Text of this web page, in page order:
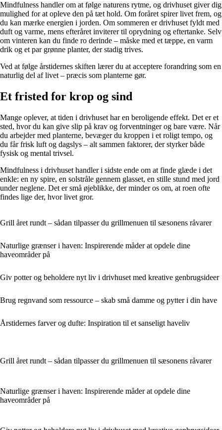
Mindfulness handler om at følge naturens rytme, og drivhuset giver dig
mulighed for at opleve den på tæt hold. Om foråret spirer livet frem, og
du kan mærke energien i jorden. Om sommeren er drivhuset fyldt med
duft og varme, mens efteråret inviterer til oprydning og eftertanke. Selv
om vinteren kan du finde ro derinde – måske med et tæppe, en varm
drik og et par grønne planter, der stadig trives.
Ved at følge årstidernes skiften lærer du at acceptere forandring som en
naturlig del af livet – præcis som planterne gør.
Et fristed for krop og sind
Mange oplever, at tiden i drivhuset har en beroligende effekt. Det er et
sted, hvor du kan give slip på krav og forventninger og bare være. Når
du arbejder med planterne, bevæger du kroppen i et roligt tempo, og
du får frisk luft og dagslys – alt sammen faktorer, der styrker både
fysisk og mental trivsel.
Mindfulness i drivhuset handler i sidste ende om at finde glæde i det
enkle: en ny spire, en solstråle gennem glasset, en stille stund med jord
under neglene. Det er små øjeblikke, der minder os om, at roen ofte
findes lige der, hvor livet gror.
Grill året rundt – sådan tilpasser du grillmenuen til sæsonens råvarer
Naturlige grænser i haven: Inspirerende måder at opdele dine
haveområder på
Giv potter og beholdere nyt liv i drivhuset med kreative genbrugsideer
Brug regnvand som ressource – skab små damme og pytter i din have
Årstidernes farver og dufte: Inspiration til et sanseligt haveliv
Grill året rundt – sådan tilpasser du grillmenuen til sæsonens råvarer
Naturlige grænser i haven: Inspirerende måder at opdele dine
haveområder på